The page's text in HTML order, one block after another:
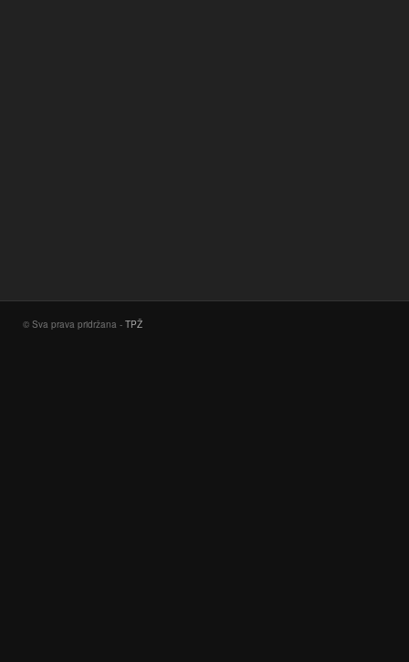
© Sva prava pridržana - TPŽ